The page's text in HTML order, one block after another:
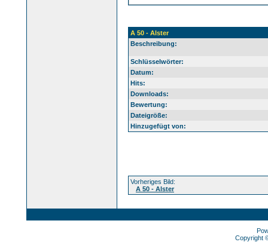
A 50 - Alster
Beschreibung:
Schlüsselwörter:
Datum:
Hits:
Downloads:
Bewertung:
Dateigröße:
Hinzugefügt von:
Vorheriges Bild:
A 50 - Alster
Copyright